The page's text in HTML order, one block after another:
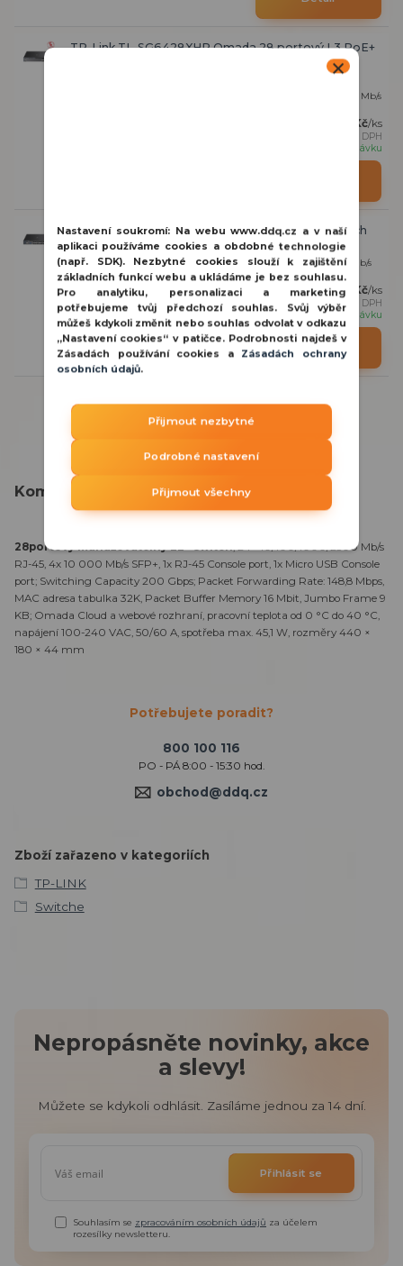
TP-Link TL-SG6428XHP Omada 28 portový L3 PoE+
28portový PoE+ manažovatelný L3 switch, 24× 10/100/1000/10 000 Mb/s
71 390 Kč/ks
bez DPH
na objednávku
TP-Link TL-SX6632YF Omada 32 portový L3 switch
32portový manažovatelný L3 switch, 26× 1/10 Gb/s SFP+, 6x 10/25Gb/s
SFP28, 1x RJ-45 Console port, 1x...
115 434 Kč/ks
95 400 Kčbez DPH
na objednávku
Detail
Kompletní specifikace
28portový manažovatelný L2+ switch, 24× 10/100/1000/2500 Mb/s
RJ-45, 4x 10 000 Mb/s SFP+, 1x RJ-45 Console port, 1x Micro USB Console
port; Switching Capacity 200 Gbps; Packet Forwarding Rate: 148,8 Mbps,
MAC adresa tabulka 32K, Packet Buffer Memory 16 Mbit, Jumbo Frame 9
KB; Omada Cloud a webové rozhraní, pracovní teplota od 0 °C do 40 °C,
napájení 100-240 VAC, 50/60 A, spotřeba max. 45,1 W, rozměry 440 ×
180 × 44 mm
Potřebujete poradit?
800 100 116
PO - PÁ 8:00 - 15:30 hod.
obchod@ddq.cz
Zboží zařazeno v kategoriích
TP-LINK
Switche
Nepropásněte novinky, akce
a slevy!
Můžete se kdykoli odhlásit. Zasíláme jednou za 14 dní.
Přihlásit se
Souhlasím se zpracováním osobních údajů za účelem
rozesílky newsletteru.
Nastavení soukromí: Na webu www.ddq.cz a v naší
aplikaci používáme cookies a obdobné technologie
(např. SDK). Nezbytné cookies slouží k zajištění
základních funkcí webu a ukládáme je bez souhlasu.
Pro analytiku, personalizaci a marketing
potřebujeme tvůj předchozí souhlas. Svůj výběr
můžeš kdykoli změnit nebo souhlas odvolat v odkazu
„Nastavení cookies“ v patičce. Podrobnosti najdeš v
Zásadách používání cookies a Zásadách ochrany
osobních údajů.
Přijmout nezbytné
Podrobné nastavení
Přijmout všechny